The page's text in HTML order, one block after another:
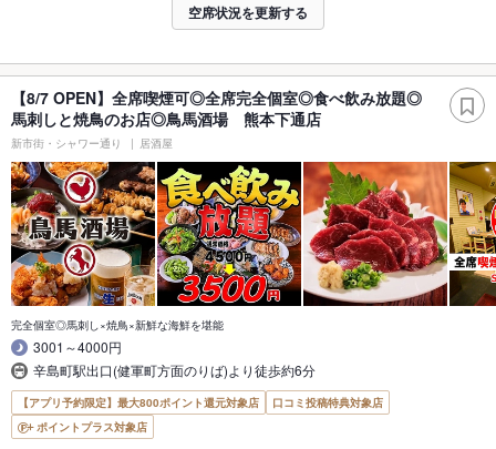
空席状況を更新する
【8/7 OPEN】全席喫煙可◎全席完全個室◎食べ飲み放題◎
馬刺しと焼鳥のお店◎鳥馬酒場 熊本下通店
新市街・シャワー通り 居酒屋
完全個室◎馬刺し×焼鳥×新鮮な海鮮を堪能
3001～4000円
辛島町駅出口(健軍町方面のりば)より徒歩約6分
【アプリ予約限定】最大800ポイント還元対象店
口コミ投稿特典対象店
ポイントプラス対象店